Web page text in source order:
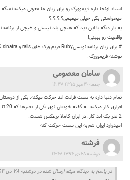
استاد اونجا داره فریموورک رو برای زبان ها معرفی میکنه
میخواستی بگی خیلی میفهمی؟!؟!؟!؟
یه بار دیگه با این دید که هیچی بلد نیستی و هیچی از
واقعیت رو ببینی!
# برای زبان برنامه نویسیRuby فریم ورک های rails و sinatra گزینه های مناسبی هستند
نوشته فریموورک .
سامان معصومی
جمعه ۳۰ مهر ۱۳۹۵ ۱۶:۳۸
تمام دنیا داره به سمت فرانت اند حرکت میکنه. یکی از
2 نفر بک اند کار. در ایران کاملا برعکس هست.
امیدوارد ایران هم به این سمت حرکت کنه
فرشته
دوشنبه ۲۸ دی ۱۳۹۴ ۱۴:۴۸
در پاسخ به دیدگاه میثم ارسال شده در دوشنبه ۲۸ دی ۱۳۹۴ ۱۰:۵۹